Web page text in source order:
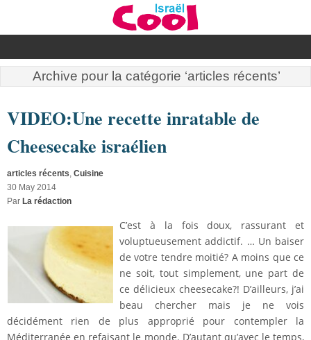
Archive pour la catégorie ‘articles récents’
VIDEO:Une recette inratable de
Cheesecake israélien
articles récents, Cuisine
30 May 2014
Par La rédaction
C’est à la fois doux, rassurant et
voluptueusement addictif. … Un baiser
de votre tendre moitié? A moins que ce
ne soit, tout simplement, une part de
ce délicieux cheesecake?! D’ailleurs, j’ai
beau chercher mais je ne vois
décidément rien de plus approprié pour contempler la
Méditerranée en refaisant le monde. D’autant qu’avec le temps,